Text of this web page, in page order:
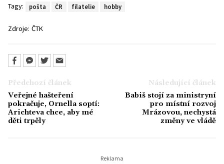
Tagy: pošta ČR filatelie hobby
Zdroje: ČTK
Předchozí článek
Veřejné hašteření
pokračuje, Ornella soptí:
Arichteva chce, aby mé
děti trpěly
Následující článek
Babiš stojí za ministryní
pro místní rozvoj
Mrázovou, nechystá
změny ve vládě